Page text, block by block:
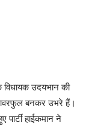
विधायक उदयभान की
बनकर उभरे हैं।
हाईकमान ने